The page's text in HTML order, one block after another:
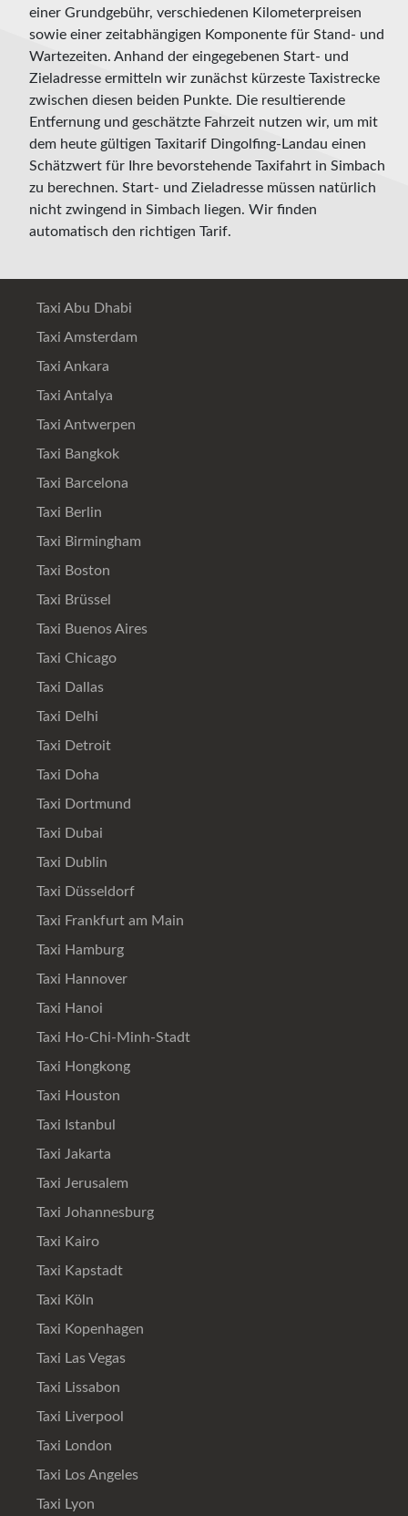
einer Grundgebühr, verschiedenen Kilometerpreisen
sowie einer zeitabhängigen Komponente für Stand- und
Wartezeiten. Anhand der eingegebenen Start- und
Zieladresse ermitteln wir zunächst kürzeste Taxistrecke
zwischen diesen beiden Punkte. Die resultierende
Entfernung und geschätzte Fahrzeit nutzen wir, um mit
dem heute gültigen Taxitarif Dingolfing-Landau einen
Schätzwert für Ihre bevorstehende Taxifahrt in Simbach
zu berechnen. Start- und Zieladresse müssen natürlich
nicht zwingend in Simbach liegen. Wir finden
automatisch den richtigen Tarif.
Taxi Abu Dhabi
Taxi Amsterdam
Taxi Ankara
Taxi Antalya
Taxi Antwerpen
Taxi Bangkok
Taxi Barcelona
Taxi Berlin
Taxi Birmingham
Taxi Boston
Taxi Brüssel
Taxi Buenos Aires
Taxi Chicago
Taxi Dallas
Taxi Delhi
Taxi Detroit
Taxi Doha
Taxi Dortmund
Taxi Dubai
Taxi Dublin
Taxi Düsseldorf
Taxi Frankfurt am Main
Taxi Hamburg
Taxi Hannover
Taxi Hanoi
Taxi Ho-Chi-Minh-Stadt
Taxi Hongkong
Taxi Houston
Taxi Istanbul
Taxi Jakarta
Taxi Jerusalem
Taxi Johannesburg
Taxi Kairo
Taxi Kapstadt
Taxi Köln
Taxi Kopenhagen
Taxi Las Vegas
Taxi Lissabon
Taxi Liverpool
Taxi London
Taxi Los Angeles
Taxi Lyon